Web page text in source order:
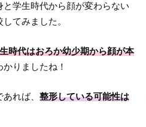
学生時代から顔が変わらない
てみました。
時代はおろか幼少期から顔が本
かりましたね！
あれば、整形している可能性は